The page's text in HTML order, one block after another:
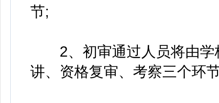
节;
2、初审通过人员将由学
讲、资格复审、考察三个环